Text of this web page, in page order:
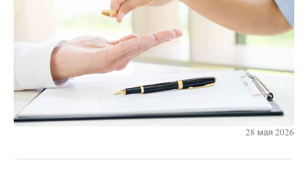
28 мая 2026